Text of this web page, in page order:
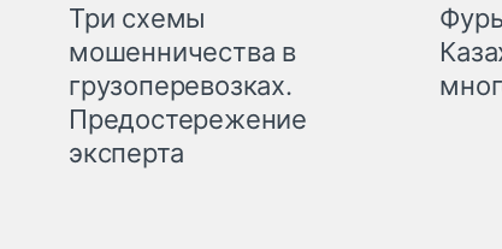
Три схемы
мошенничества в
грузоперевозках.
Предостережение
эксперта